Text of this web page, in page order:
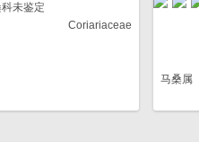
未鉴定
Coriariaceae
马桑属